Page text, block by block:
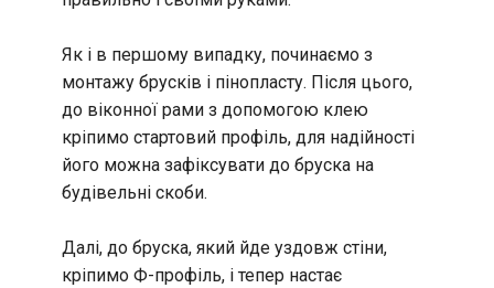
Як і в першому випадку, починаємо з
монтажу брусків і пінопласту. Після цього,
до віконної рами з допомогою клею
кріпимо стартовий профіль, для надійності
його можна зафіксувати до бруска на
будівельні скоби.
Далі, до бруска, який йде уздовж стіни,
кріпимо Ф-профіль, і тепер настає